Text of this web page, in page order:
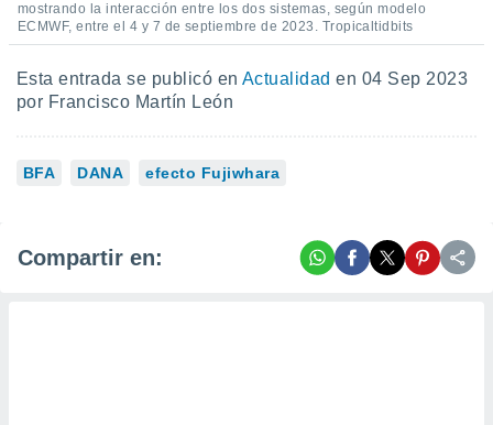
mostrando la interacción entre los dos sistemas, según modelo
ECMWF, entre el 4 y 7 de septiembre de 2023. Tropicaltidbits
Esta entrada se publicó en Actualidad en 04 Sep 2023
por Francisco Martín León
BFA DANA efecto Fujiwhara
Compartir en: